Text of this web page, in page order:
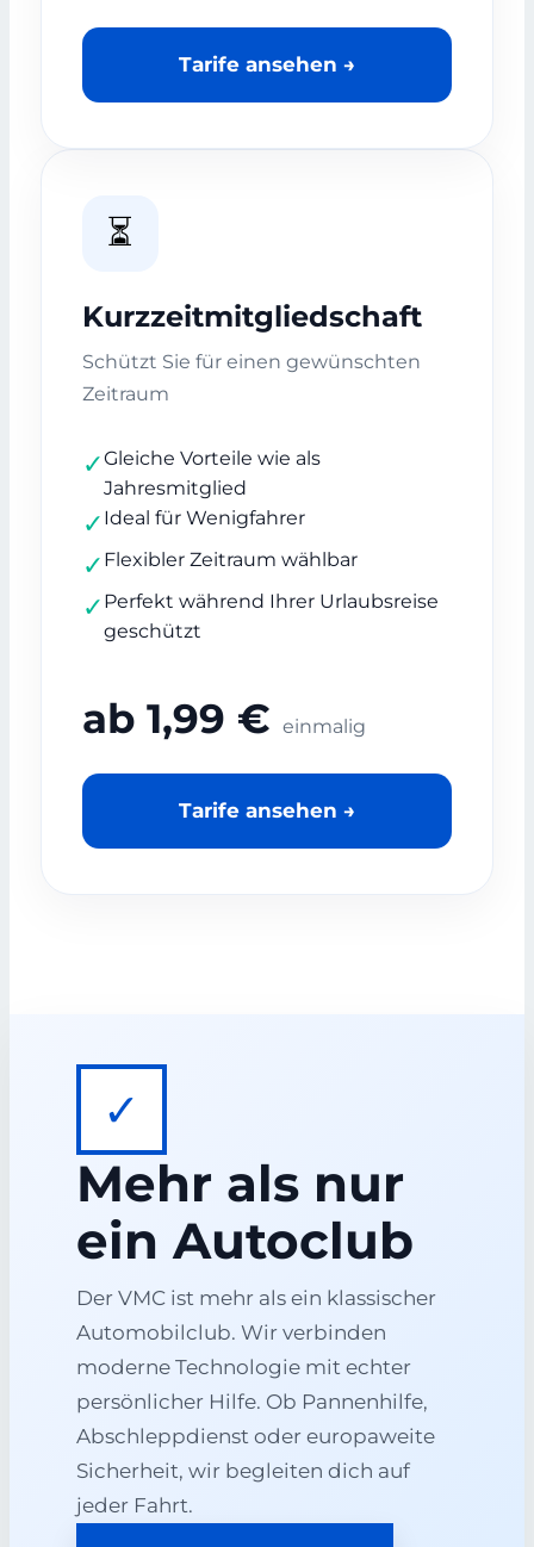
Tarife ansehen →
⏳
Kurzzeitmitgliedschaft
Schützt Sie für einen gewünschten
Zeitraum
✓Gleiche Vorteile wie als
Jahresmitglied
✓ Ideal für Wenigfahrer
✓ Flexibler Zeitraum wählbar
✓ Perfekt während Ihrer Urlaubsreise
geschützt
ab 1,99 € einmalig
Tarife ansehen →
✓
Mehr als nur
ein Autoclub
Der VMC ist mehr als ein klassischer
Automobilclub. Wir verbinden
moderne Technologie mit echter
persönlicher Hilfe. Ob Pannenhilfe,
Abschleppdienst oder europaweite
Sicherheit, wir begleiten dich auf
jeder Fahrt.